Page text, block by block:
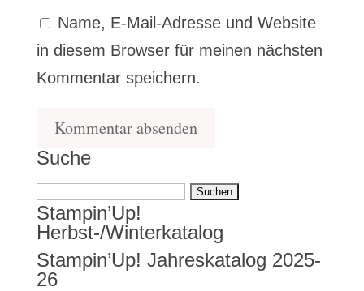
Name, E-Mail-Adresse und Website
in diesem Browser für meinen nächsten
Kommentar speichern.
Suche
Suchen
nach:
Stampin’Up!
Herbst-/Winterkatalog
Stampin’Up! Jahreskatalog 2025-
26